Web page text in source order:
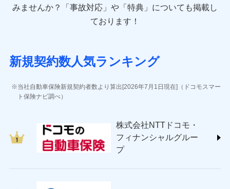
東京海上ダイレクト損害保険株式会社 (https://www.e-
AIG損害保険株式会社 (https://www.aig.co.jp/sonpo)
ジェイアイ傷害火災保険株式会社
ソニー損害保険株式会社
(https://www.sonysonpo.co.jp/)
ＳＯＭＰＯダイレクト損害保険株式会社
(https://www.sompo-direct.co.jp/)
チューリッヒ保険会社 (https://www.zurich.co.jp/)
みませんか？
「事故対応」や「特典」についても掲載し
ております！
新規契約数人気ランキング
当社自動車保険新規契約者数より算出[2026年7月1日現在]（ドコモスマー
ト保険ナビ調べ）
株式会社NTTドコモ・
フィナンシャルグルー
プ